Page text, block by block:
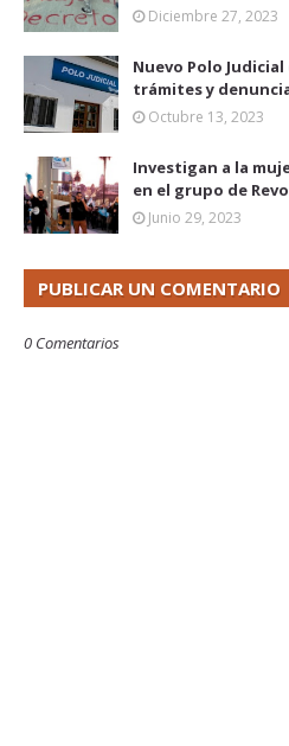
Diciembre 27, 2023
Nuevo Polo
trámites y
Octubre 13, 2023
Investigan a la
en el grupo de
Junio 29, 2023
PUBLICAR UN COMENTARIO
0 Comentarios